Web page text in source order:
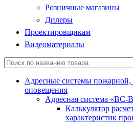
Розничные магазины
Дилеры
Проектировщикам
Видеоматериалы
Адресные системы пожарной,
оповещения
Адресная система
Калькулятор
характеристик